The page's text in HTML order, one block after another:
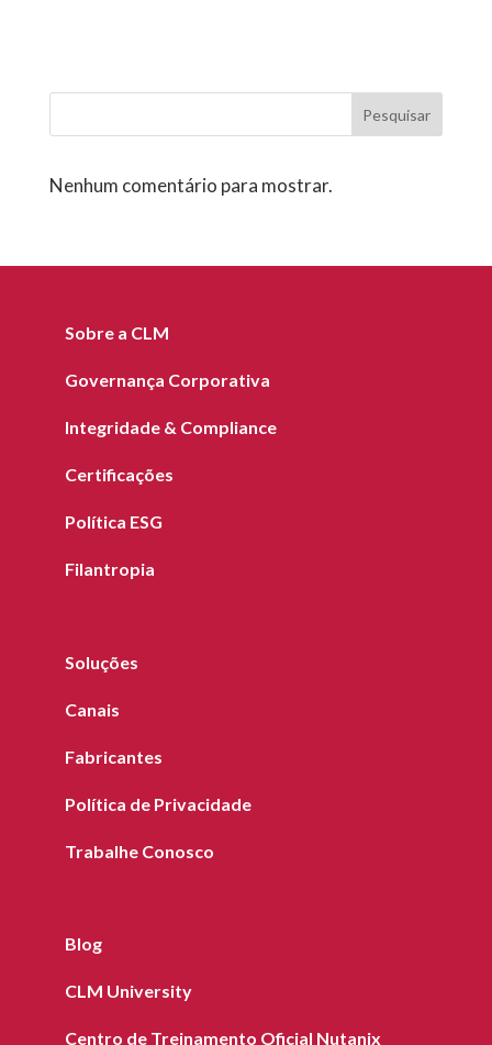
Pesquisar
Nenhum comentário para mostrar.
Sobre a CLM
Governança Corporativa
Integridade & Compliance
Certificações
Política ESG
Filantropia
Soluções
Canais
Fabricantes
Política de Privacidade
Trabalhe Conosco
Blog
CLM University
Centro de Treinamento Oficial Nutanix